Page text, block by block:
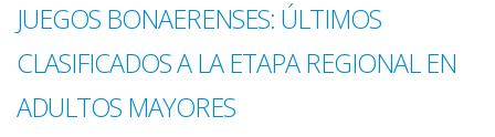
JUEGOS BONAERENSES: ÚLTIMOS
CLASIFICADOS A LA ETAPA REGIONAL EN
ADULTOS MAYORES